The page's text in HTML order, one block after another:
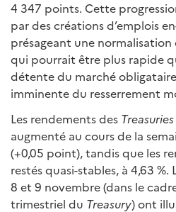
4 347 points. Cette
par des créations d’emplois
présageant une
qui pourrait être plus rapide
détente du marché obligataire
imminente du resserrement
Les rendements des Treasuries
augmenté au cours de la
(+0,05 point), tandis que les
restés quasi-stables, à 4,63 %.
8 et 9 novembre (dans le
trimestriel du Treasury) ont